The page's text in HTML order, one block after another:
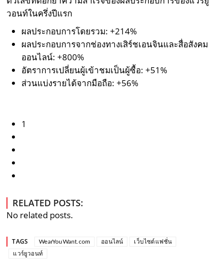
วอนท์ในครึ่งปีแรก
ผลประกอบการโดยรวม: +214%
ผลประกอบการจากช่องทางเสิร์ชเอนจินและสื่อสังคม
ออนไลน์: +800%
อัตราการเปลี่ยนผู้เข้าชมเป็นผู้ซื้อ: +51%
ส่วนแบ่งรายได้จากมือถือ: +56%
1
RELATED POSTS:
No related posts.
TAGS WearYouWant.com ออนไลน์
เว็บไซต์แฟชั่น
แวร์ยูวอนท์